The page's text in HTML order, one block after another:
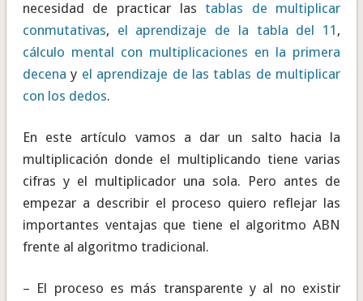
necesidad de practicar lastablas de multiplicar
conmutativas, el aprendizaje de la tabla del 11 ,
cálculo mental con multiplicaciones en la primera
decena y el aprendizaje de las tablas de multiplicar
con los dedos.
En este artículo vamos a dar un salto hacia la
multiplicación donde el multiplicando tiene varias
cifras y el multiplicador una sola. Pero antes de
empezar a describir el proceso quiero reflejar las
importantes ventajas que tiene el algoritmo ABN
frente al algoritmo tradicional.
– El proceso es más transparente y al no existir